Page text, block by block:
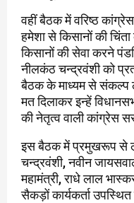
वहीं बैठक में वरिष्ठ
हमेशा से किसानों की
किसानों की सेवा करने
नीलकंठ चन्द्रवंशी को
बैठक के माध्यम से
मत दिलाकर इन्हें
की नेतृत्व वाली कांग्रेस
इस बैठक में प्रमुखरूप से
चन्द्रवंशी, नवीन
महामंत्री, राधे लाल
सैकड़ों कार्यकर्ता